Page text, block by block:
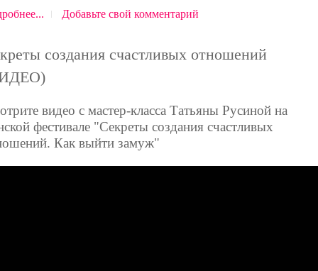
Добавьте свой комментарий
создания счастливых отношений
видео с мастер-класса Татьяны Русиной на
фестивале "Секреты создания счастливых
Как выйти замуж"